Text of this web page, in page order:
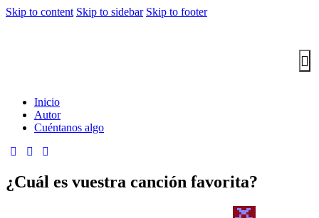
Skip to content Skip to sidebar Skip to footer
Inicio
Autor
Cuéntanos algo
¿Cuál es vuestra canción favorita?